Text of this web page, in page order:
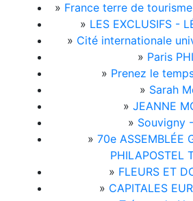
» France terre de
» LES EXCLUSIFS -
» Cité internationale
» Paris
» Prenez le
» Sarah
» JEANNE
» Souvigny
» 70e ASSEMBLÉE
PHILAPOSTEL
» FLEURS ET
» CAPITALES